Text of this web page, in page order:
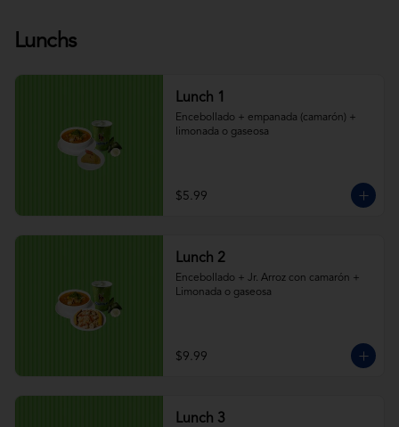
Lunchs
Lunch 1
Encebollado + empanada (camarón) +
limonada o gaseosa
$5.99
Lunch 2
Encebollado + Jr. Arroz con camarón +
Limonada o gaseosa
$9.99
Lunch 3